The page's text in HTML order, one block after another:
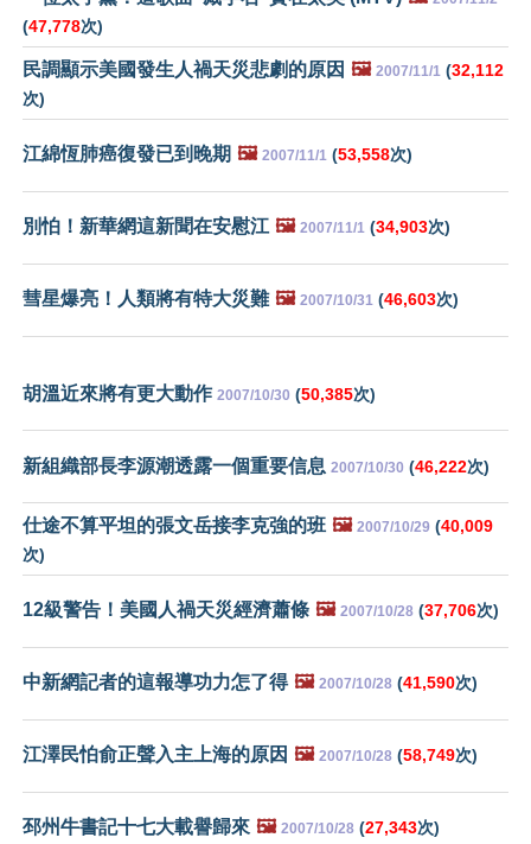
(47,778次)
民調顯示美國發生人禍天災悲劇的原因 🖼️ 2007/11/1 (32,112
次)
江綿恆肺癌復發已到晚期 🖼️ 2007/11/1 (53,558次)
別怕！新華網這新聞在安慰江 🖼️ 2007/11/1 (34,903次)
彗星爆亮！人類將有特大災難 🖼️ 2007/10/31 (46,603次)
胡溫近來將有更大動作 2007/10/30 (50,385次)
新組織部長李源潮透露一個重要信息 2007/10/30 (46,222次)
仕途不算平坦的張文岳接李克強的班 🖼️ 2007/10/29 (40,009
次)
12級警告！美國人禍天災經濟蕭條 🖼️ 2007/10/28 (37,706次)
中新網記者的這報導功力怎了得 🖼️ 2007/10/28 (41,590次)
江澤民怕俞正聲入主上海的原因 🖼️ 2007/10/28 (58,749次)
邳州牛書記十七大載譽歸來 🖼️ 2007/10/28 (27,343次)